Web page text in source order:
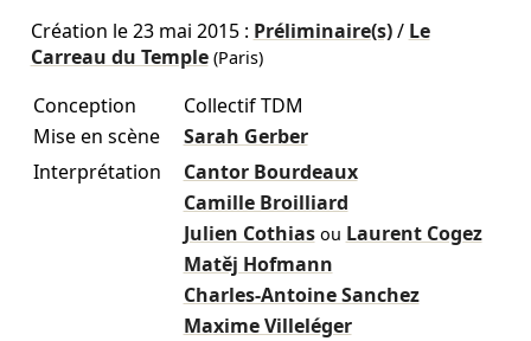
Création le23 mai 2015: Préliminaire(s)/ Le
Carreau du Temple(Paris)
Conception
Collectif TDM
Mise en scène
Sarah Gerber
Interprétation
Cantor Bourdeaux
Camille Broilliard
Julien Cothias ou Laurent Cogez
Matěj Hofmann
Charles-Antoine Sanchez
Maxime Villeléger